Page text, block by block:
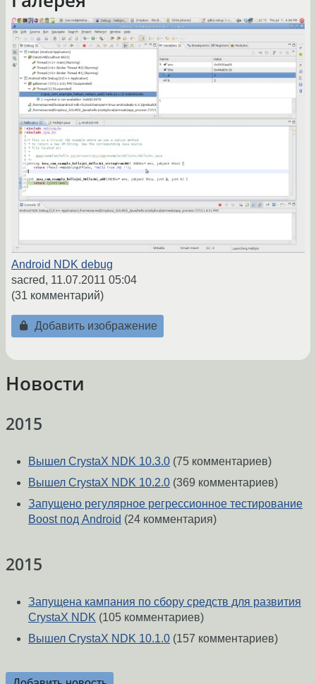
Android NDK debug
sacred, 11.07.2011 05:04
(31 комментарий)
Добавить изображение
Новости
2015
Вышел CrystaX NDK 10.3.0 (75 комментариев)
Вышел CrystaX NDK 10.2.0 (369 комментариев)
Запущено регулярное регрессионное тестирование
Boost под Android (24 комментария)
2015
Запущена кампания по сбору средств для развития
CrystaX NDK (105 комментариев)
Вышел CrystaX NDK 10.1.0 (157 комментариев)